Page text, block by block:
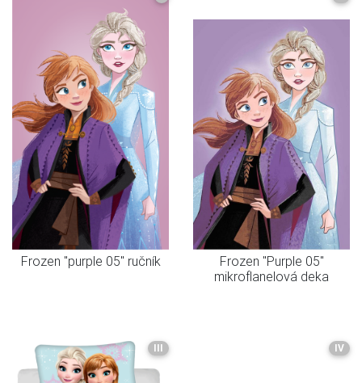
Frozen "purple 05" ručník
Frozen "Purple 05"
mikroflanelová deka
III IV